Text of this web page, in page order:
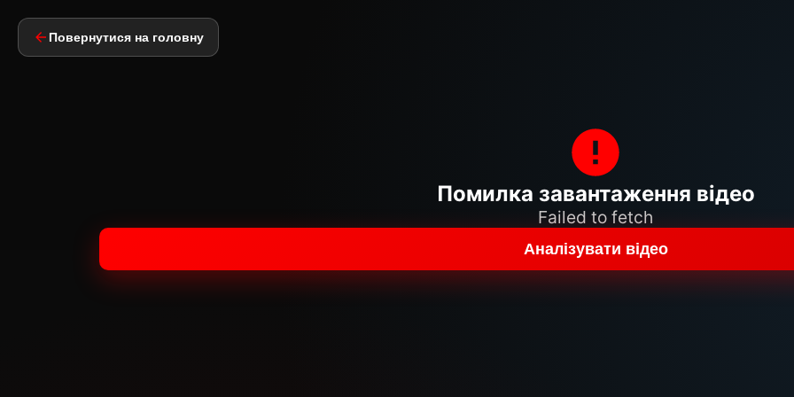
Повернутися на головну
Помилка завантаження відео
Failed to fetch
Аналізувати відео